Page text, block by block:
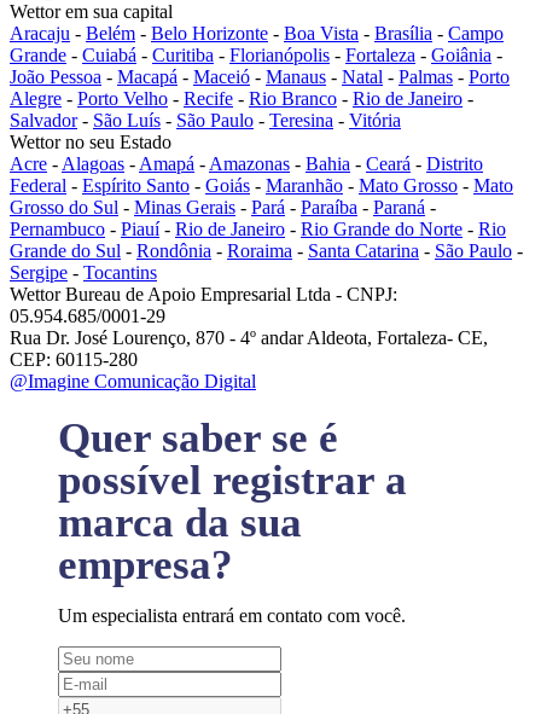
Wettor em sua capital
Aracaju - Belém - Belo Horizonte - Boa Vista - Brasília - Campo
Grande - Cuiabá - Curitiba - Florianópolis - Fortaleza - Goiânia -
João Pessoa - Macapá - Maceió - Manaus - Natal - Palmas - Porto
Alegre - Porto Velho - Recife - Rio Branco - Rio de Janeiro -
Salvador- São Luís - São Paulo - Teresina - Vitória
Wettor no seu Estado
Acre - Alagoas - Amapá - Amazonas - Bahia - Ceará - Distrito
Federal - Espírito Santo - Goiás - Maranhão - Mato Grosso - Mato
Grosso do Sul - Minas Gerais - Pará - Paraíba - Paraná -
Pernambuco - Piauí- Rio de Janeiro - Rio Grande do Norte - Rio
Grande do Sul - Rondônia - Roraima - Santa Catarina - São Paulo -
Sergipe - Tocantins
Wettor Bureau de Apoio Empresarial Ltda - CNPJ:
05.954.685/0001-29
Rua Dr. José Lourenço, 870 - 4º andar Aldeota, Fortaleza- CE,
CEP: 60115-280
@Imagine Comunicação Digital
Quer saber se é
possível registrar a
marca da sua
empresa?
Um especialista entrará em contato com você.